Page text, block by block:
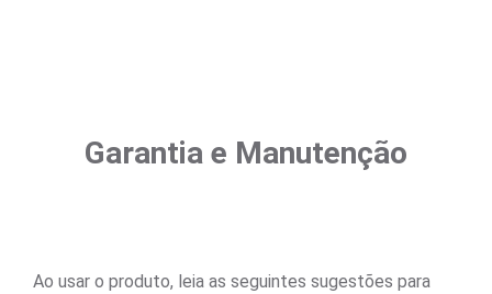
Garantia e Manutenção
Ao usar o produto, leia as seguintes sugestões para